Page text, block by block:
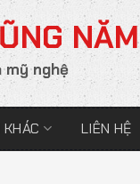
NĂM
mỹ nghệ
LIÊN HỆ